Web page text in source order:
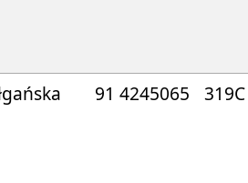
91 4245065 319C